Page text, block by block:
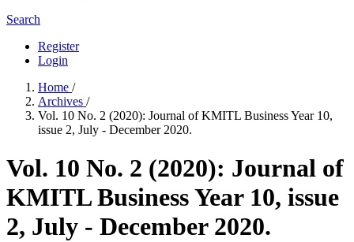
Search
Register
Login
Home /
Archives /
Vol. 10 No. 2 (2020): Journal of KMITL Business Year 10,
issue 2, July - December 2020.
Vol. 10 No. 2 (2020): Journal of
KMITL Business Year 10, issue
2, July - December 2020.